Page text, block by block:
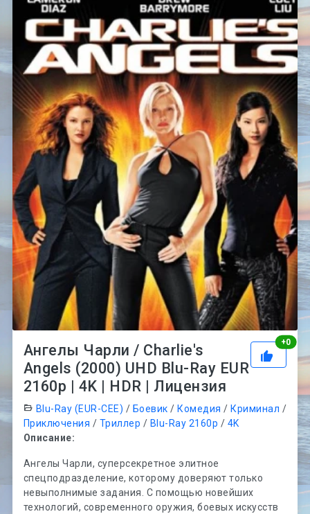
+0
Ангелы Чарли / Charlie's
Angels (2000) UHD Blu-Ray EUR
2160p | 4K | HDR | Лицензия
Blu-Ray (EUR-CEE) / Боевик / Комедия / Криминал /
Приключения / Триллер / Blu-Ray 2160p / 4K
Описание:
Ангелы Чарли, суперсекретное элитное
спецподразделение, которому доверяют только
невыполнимые задания. С помощью новейших
технологий, современного оружия, боевых искусств